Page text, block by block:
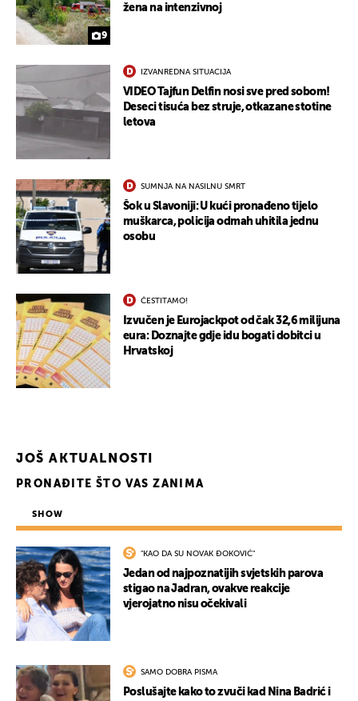
9
žena na intenzivnoj
IZVANREDNA SITUACIJA
VIDEO Tajfun Delfin nosi sve pred sobom!
Deseci tisuća bez struje, otkazane stotine
letova
SUMNJA NA NASILNU SMRT
Šok u Slavoniji: U kući pronađeno tijelo
muškarca, policija odmah uhitila jednu
osobu
ČESTITAMO!
Izvučen je Eurojackpot od čak 32,6 milijuna
eura: Doznajte gdje idu bogati dobitci u
Hrvatskoj
JOŠ AKTUALNOSTI
PRONAĐITE ŠTO VAS ZANIMA
SHOW
"KAO DA SU NOVAK ĐOKOVIĆ"
Jedan od najpoznatijih svjetskih parova
stigao na Jadran, ovakve reakcije
vjerojatno nisu očekivali
SAMO DOBRA PISMA
Poslušajte kako to zvuči kad Nina Badrić i